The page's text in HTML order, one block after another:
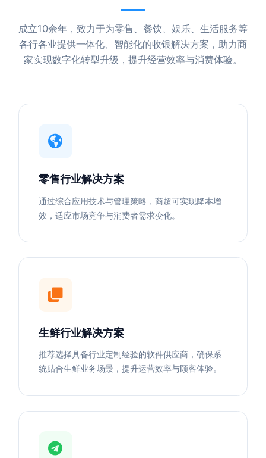
成立10余年，致力于为零售、餐饮、娱乐、生活服务等
各行各业提供一体化、智能化的收银解决方案，助力商
家实现数字化转型升级，提升经营效率与消费体验。
零售行业解决方案
通过综合应用技术与管理策略，商超可实现降本增
效，适应市场竞争与消费者需求变化。
生鲜行业解决方案
推荐选择具备行业定制经验的软件供应商，确保系
统贴合生鲜业务场景，提升运营效率与顾客体验。